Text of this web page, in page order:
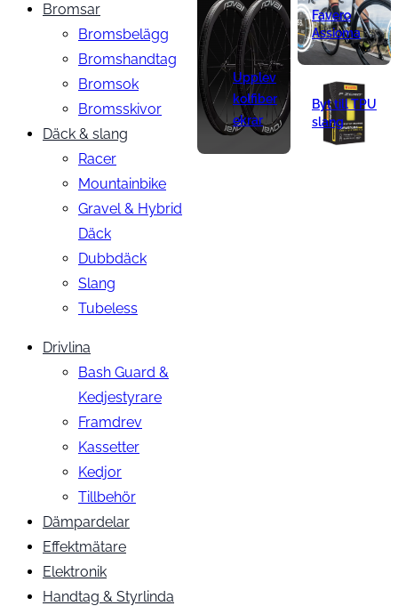
Bromsar
Bromsbelägg
Bromshandtag
Bromsok
Bromsskivor
Däck & slang
Racer
Mountainbike
Gravel & Hybrid
Däck
Dubbdäck
Slang
Tubeless
Drivlina
Bash Guard &
Kedjestyrare
Framdrev
Kassetter
Kedjor
Tillbehör
Dämpardelar
Effektmätare
Elektronik
Handtag & Styrlinda
Upplev
kolfiber
ekrar
Favero
Assioma
Byt till TPU
slang